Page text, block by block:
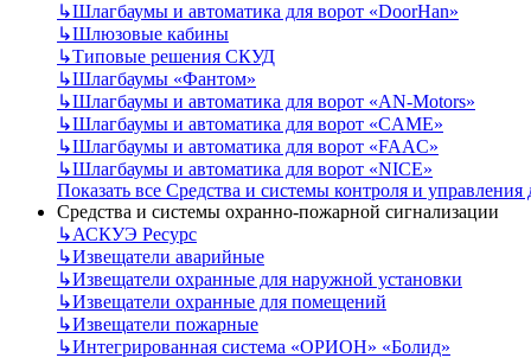
↳Шлагбаумы и автоматика для ворот «DoorHan»
↳Шлюзовые кабины
↳Типовые решения СКУД
↳Шлагбаумы «Фантом»
↳Шлагбаумы и автоматика для ворот «AN-Motors»
↳Шлагбаумы и автоматика для ворот «CAME»
↳Шлагбаумы и автоматика для ворот «FAAC»
↳Шлагбаумы и автоматика для ворот «NICE»
Показать все Средства и системы контроля и управления
Средства и системы охранно-пожарной сигнализации
↳АСКУЭ Ресурс
↳Извещатели аварийные
↳Извещатели охранные для наружной установки
↳Извещатели охранные для помещений
↳Извещатели пожарные
↳Интегрированная система «ОРИОН» «Болид»